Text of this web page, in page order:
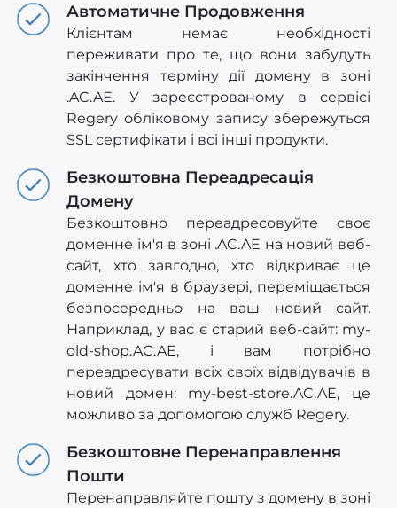
Автоматичне Продовження
Клієнтам немає необхідності
переживати про те, що вони забудуть
закінчення терміну дії домену в зоні
.AC.AE. У зареєстрованому в сервісі
Regery обліковому запису збережуться
SSL сертифікати і всі інші продукти.
Безкоштовна Переадресація
Домену
Безкоштовно переадресовуйте своє
доменне ім'я в зоні .AC.AE на новий веб-
сайт, хто завгодно, хто відкриває це
доменне ім'я в браузері, переміщається
безпосередньо на ваш новий сайт.
Наприклад, у вас є старий веб-сайт: my-
old-shop.AC.AE, і вам потрібно
переадресувати всіх своїх відвідувачів в
новий домен: my-best-store.AC.AE, це
можливо за допомогою служб Regery.
Безкоштовне Перенаправлення
Пошти
Перенаправляйте пошту з домену в зоні